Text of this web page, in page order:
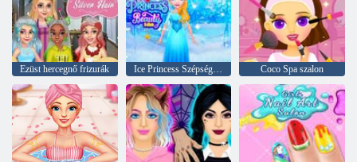
Ezüst hercegnő frizurák Ice Princess Szépségszalon Coco Spa szalon